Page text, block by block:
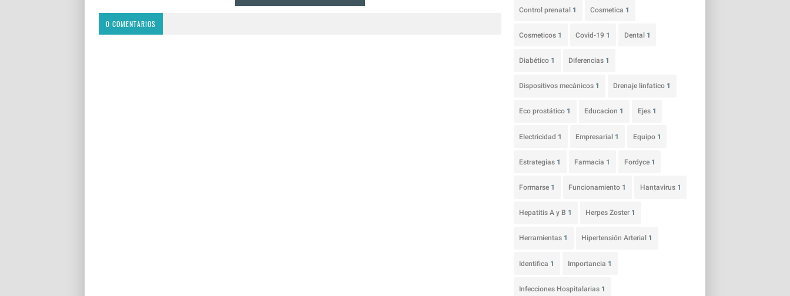
0 COMENTARIOS
Control prenatal 1 Cosmetica 1
Cosmeticos 1 Covid-19 1 Dental 1
Diabético 1 Diferencias 1
Dispositivos mecánicos 1 Drenaje linfatico 1
Eco prostático 1 Educacion 1 Ejes 1
Electricidad 1 Empresarial 1 Equipo 1
Estrategias 1 Farmacia 1 Fordyce 1
Formarse 1 Funcionamiento 1 Hantavirus 1
Hepatitis A y B 1 Herpes Zoster 1
Herramientas 1 Hipertensión Arterial 1
Identifica 1 Importancia 1
Infecciones Hospitalarias 1